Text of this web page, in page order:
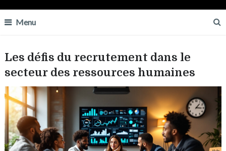
Menu
Les défis du recrutement dans le
secteur des ressources humaines